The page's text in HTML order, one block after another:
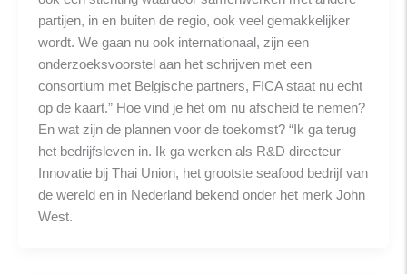
partijen, in en buiten de regio, ook veel gemakkelijker
wordt. We gaan nu ook internationaal, zijn een
onderzoeksvoorstel aan het schrijven met een
consortium met Belgische partners, FICA staat nu echt
op de kaart.” Hoe vind je het om nu afscheid te nemen?
En wat zijn de plannen voor de toekomst? “Ik ga terug
het bedrijfsleven in. Ik ga werken als R&D directeur
Innovatie bij Thai Union, het grootste seafood bedrijf van
de wereld en in Nederland bekend onder het merk John
West.